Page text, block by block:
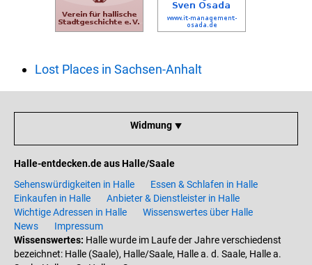
Lost Places in Sachsen-Anhalt
Widmung ⯆
Halle-entdecken.de aus Halle/Saale
Sehenswürdigkeiten in Halle
Essen & Schlafen in Halle
Einkaufen in Halle
Anbieter & Dienstleister in Halle
Wichtige Adressen in Halle
Wissenswertes über Halle
News
Impressum
Wissenswertes: Halle wurde im Laufe der Jahre verschiedenst
bezeichnet: Halle (Saale), Halle/Saale, Halle a. d. Saale, Halle a.